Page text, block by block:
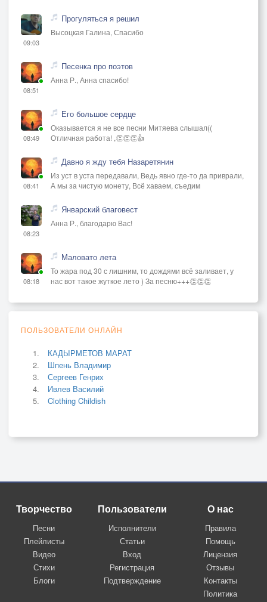
09:03
Прогуляться я решил
Высоцкая Галина, Спасибо
08:51
Песенка про поэтов
Анна Р., Анна спасибо!
08:49
Его большое сердце
Оказывается я не все песни Митяева слышал((
Отличная работа! ,👏👏👏👍
08:41
Давно я жду тебя Назаретянин
Из уст в уста передавали, Ведь явно где-то да приврали,
А мы за чистую монету, Всё хаваем, съедим
08:23
Январский благовест
Анна Р., благодарю Вас!
08:18
Маловато лета
То жара под 30 с лишним, то дождями всё заливает, у
нас вот такое жуткое лето ) За песню+++👏👏👏
ПОЛЬЗОВАТЕЛИ ОНЛАЙН
КАДЫРМЕТОВ МАРАТ
Шпень Владимир
Сергеев Генрих
Ивлев Василий
Clothing Childish
Творчество
Песни
Плейлисты
Видео
Стихи
Блоги
Пользователи
Исполнители
Статьи
Вход
Регистрация
Подтверждение
О нас
Правила
Помощь
Лицензия
Отзывы
Контакты
Политика